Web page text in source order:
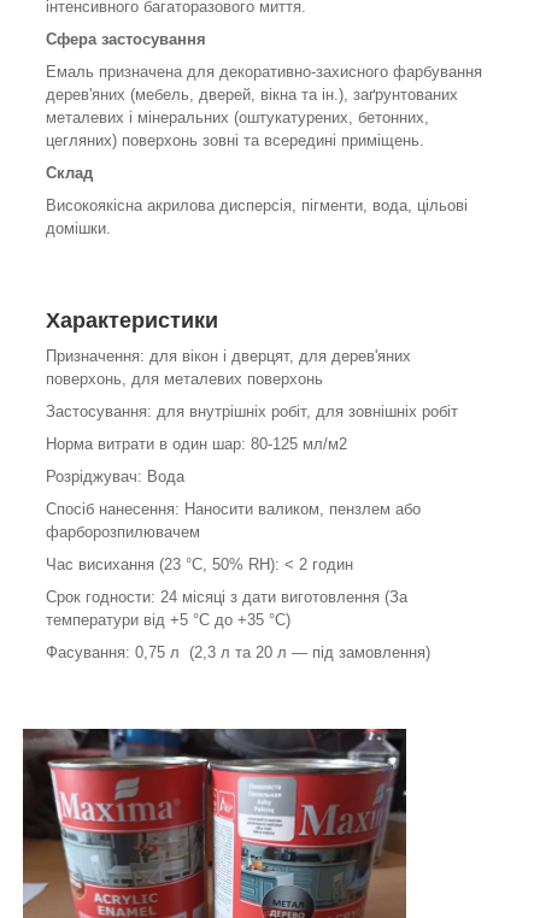
інтенсивного багаторазового миття.
Сфера застосування
Емаль призначена для декоративно-захисного фарбування
дерев'яних (мебель, дверей, вікна та ін.), заґрунтованих
металевих і мінеральних (оштукатурених, бетонних,
цегляних) поверхонь зовні та всередині приміщень.
Склад
Високоякісна акрилова дисперсія, пігменти, вода, цільові
домішки.
Характеристики
Призначення: для вікон і дверцят, для дерев'яних
поверхонь, для металевих поверхонь
Застосування: для внутрішніх робіт, для зовнішніх робіт
Норма витрати в один шар: 80-125 мл/м2
Розріджувач: Вода
Спосіб нанесення: Наносити валиком, пензлем або
фарборозпилювачем
Час висихання (23 °C, 50% RH): < 2 годин
Срок годности: 24 місяці з дати виготовлення (За
температури від +5 °C до +35 °C)
Фасування: 0,75 л (2,3 л та 20 л — під замовлення)